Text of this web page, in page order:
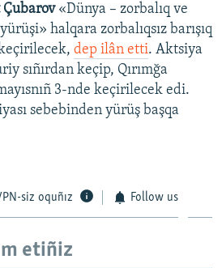
Çubarov «Dünya – zorbalıq ve
halqara zorbalıqsız barışıq
dep ilân etti. Aktsiya
sıñırdan keçip, Qırımğa
3-nde keçirilecek edi.
sebebinden yürüş başqa
siz oquñız Follow us
etiñiz